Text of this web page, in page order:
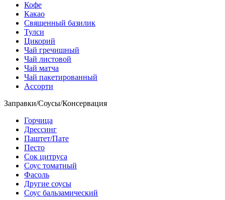
Кофе
Какао
Священный базилик
Тулси
Цикорий
Чай гречишный
Чай листовой
Чай матча
Чай пакетированный
Ассорти
Заправки/Соусы/Консервация
Горчица
Дрессинг
Паштет/Пате
Песто
Сок цитруса
Соус томатный
Фасоль
Другие соусы
Соус бальзамический